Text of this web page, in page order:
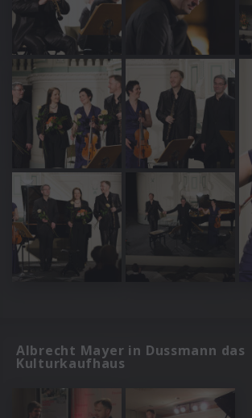
Albrecht Mayer in Dussmann das
Kulturkaufhaus